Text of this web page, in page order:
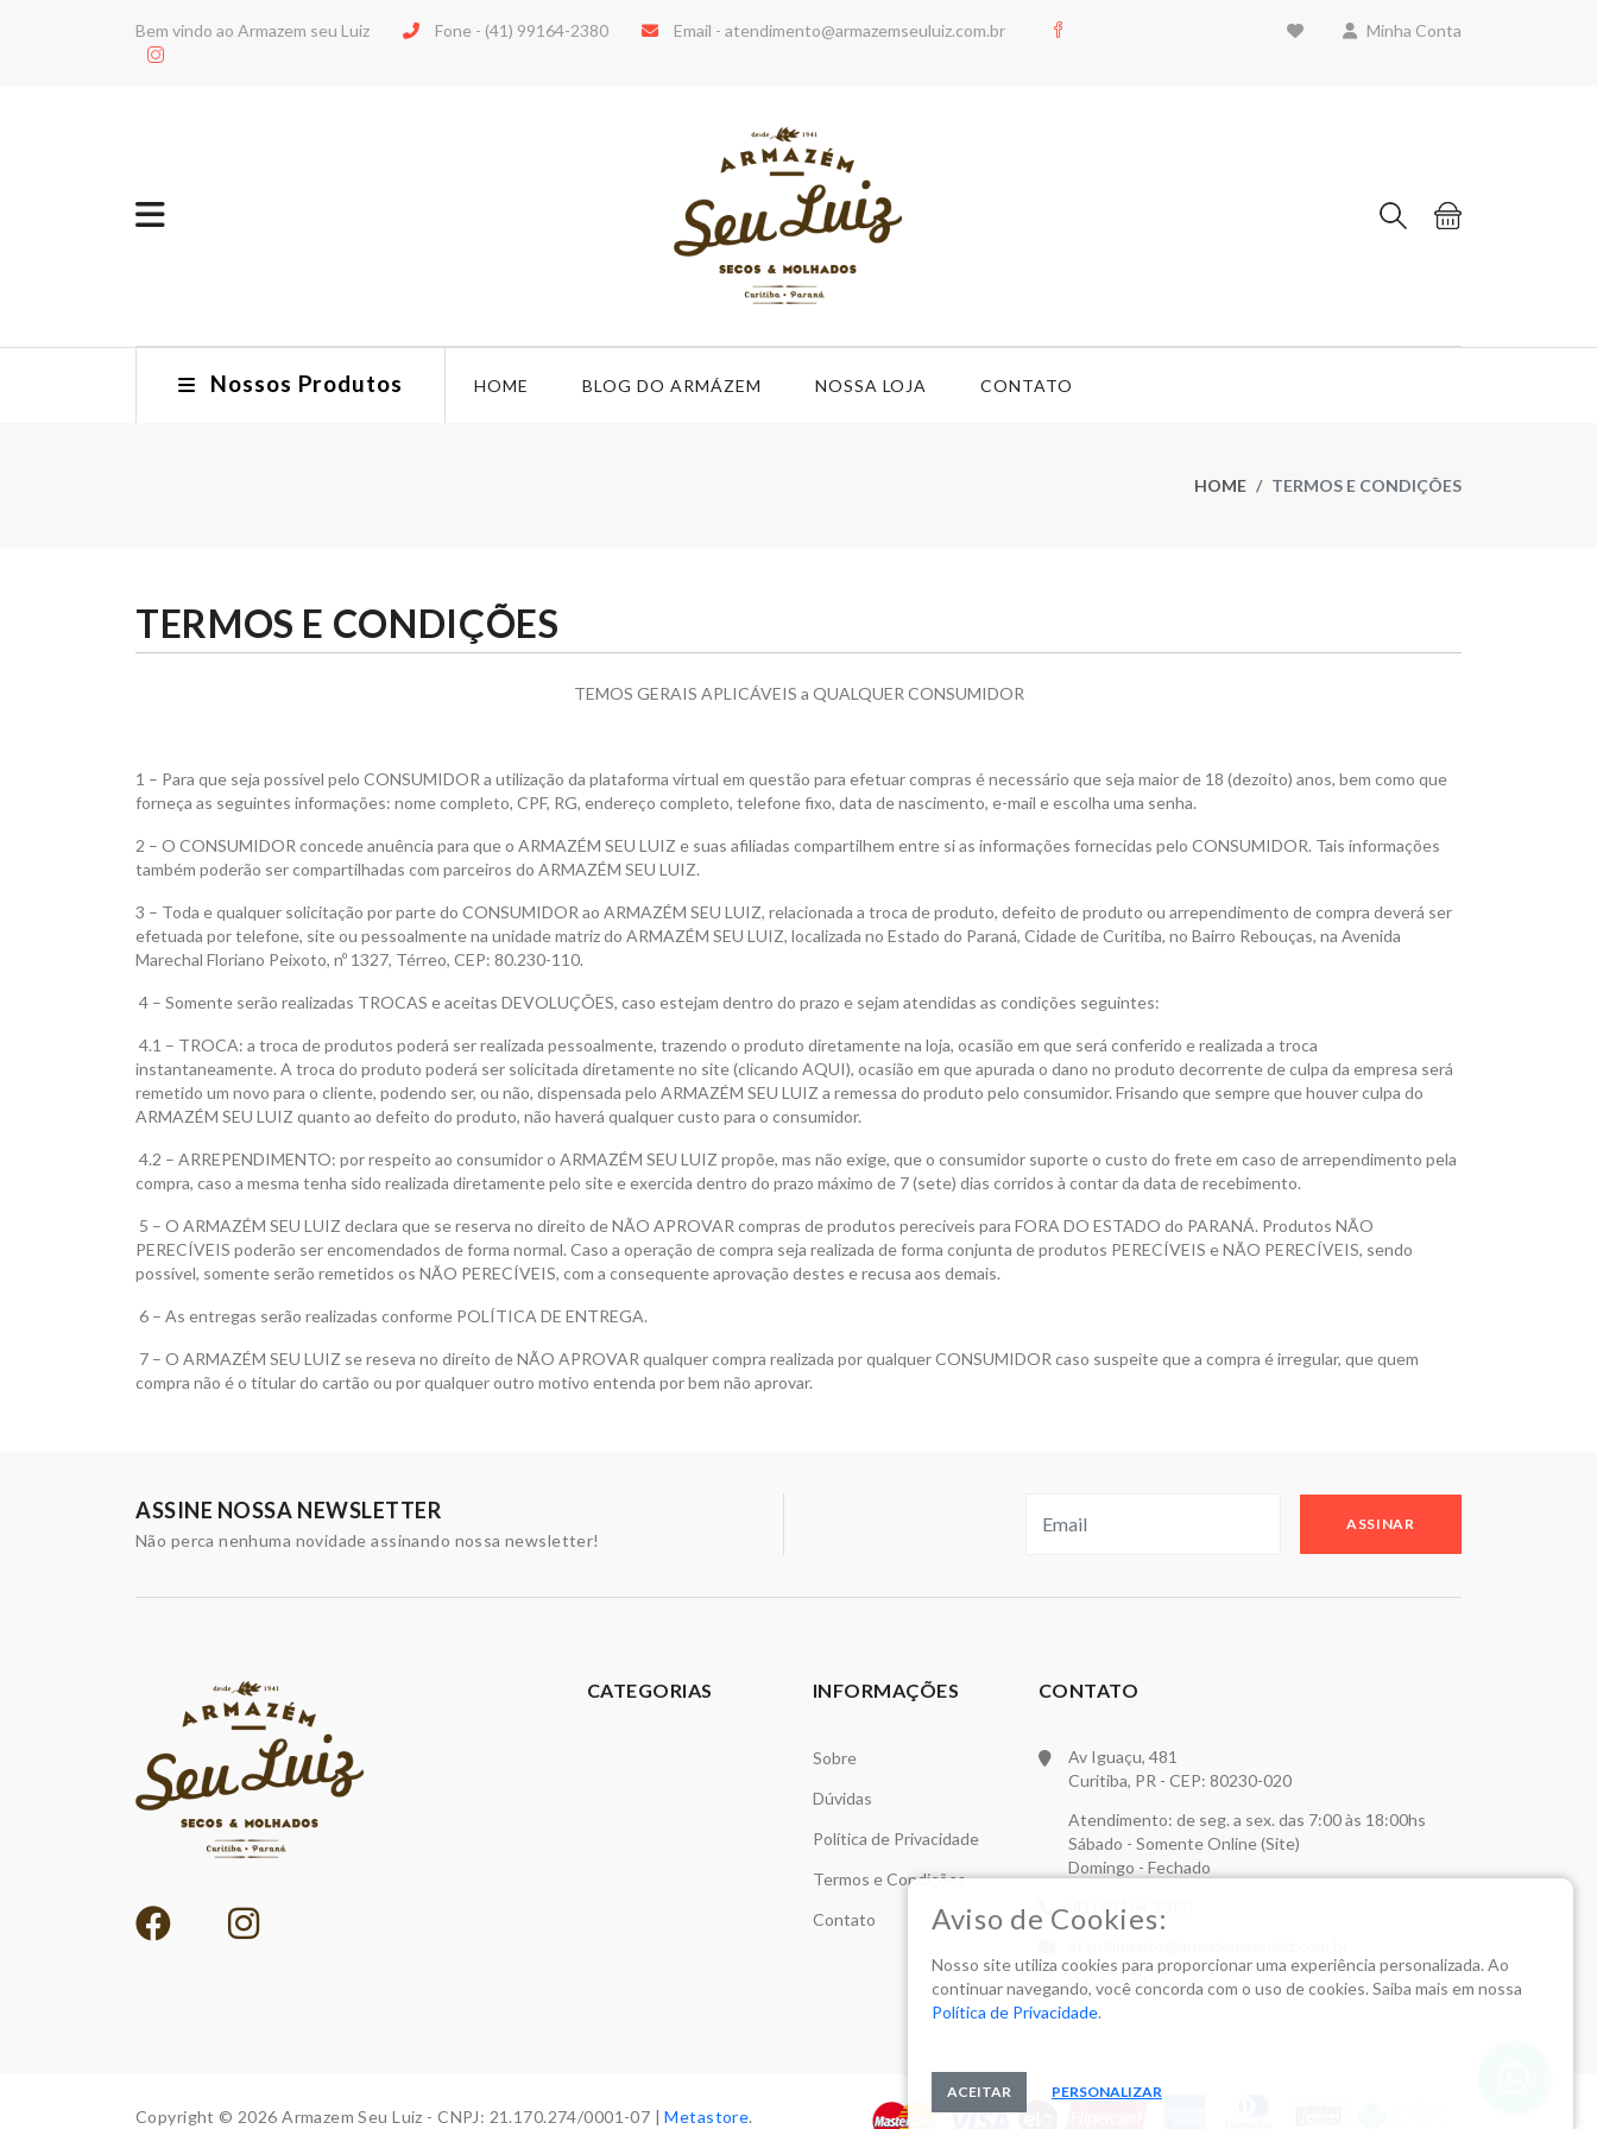
Bem vindo ao Armazem seu Luiz Fone - (41) 99164-2380 Email - atendimento@armazemseuluiz.com.br Minha Conta
Nossos Produtos HOME BLOG DO ARMÁZEM NOSSA LOJA CONTATO
HOME TERMOS E CONDIÇÕES
TERMOS E CONDIÇÕES
TEMOS GERAIS APLICÁVEIS a QUALQUER CONSUMIDOR
1 – Para que seja possível pelo CONSUMIDOR a utilização da plataforma virtual em questão para efetuar compras é necessário que seja maior de 18 (dezoito) anos, bem como que
forneça as seguintes informações: nome completo, CPF, RG, endereço completo, telefone fixo, data de nascimento, e-mail e escolha uma senha.
2 – O CONSUMIDOR concede anuência para que o ARMAZÉM SEU LUIZ e suas afiliadas compartilhem entre si as informações fornecidas pelo CONSUMIDOR. Tais informações
também poderão ser compartilhadas com parceiros do ARMAZÉM SEU LUIZ.
3 – Toda e qualquer solicitação por parte do CONSUMIDOR ao ARMAZÉM SEU LUIZ, relacionada a troca de produto, defeito de produto ou arrependimento de compra deverá ser
efetuada por telefone, site ou pessoalmente na unidade matriz do ARMAZÉM SEU LUIZ, localizada no Estado do Paraná, Cidade de Curitiba, no Bairro Rebouças, na Avenida
Marechal Floriano Peixoto, nº 1327, Térreo, CEP: 80.230-110.
4 – Somente serão realizadas TROCAS e aceitas DEVOLUÇÕES, caso estejam dentro do prazo e sejam atendidas as condições seguintes:
4.1 – TROCA: a troca de produtos poderá ser realizada pessoalmente, trazendo o produto diretamente na loja, ocasião em que será conferido e realizada a troca
instantaneamente. A troca do produto poderá ser solicitada diretamente no site (clicando AQUI), ocasião em que apurada o dano no produto decorrente de culpa da empresa será
remetido um novo para o cliente, podendo ser, ou não, dispensada pelo ARMAZÉM SEU LUIZ a remessa do produto pelo consumidor. Frisando que sempre que houver culpa do
ARMAZÉM SEU LUIZ quanto ao defeito do produto, não haverá qualquer custo para o consumidor.
4.2 – ARREPENDIMENTO: por respeito ao consumidor o ARMAZÉM SEU LUIZ propõe, mas não exige, que o consumidor suporte o custo do frete em caso de arrependimento pela
compra, caso a mesma tenha sido realizada diretamente pelo site e exercida dentro do prazo máximo de 7 (sete) dias corridos à contar da data de recebimento.
5 – O ARMAZÉM SEU LUIZ declara que se reserva no direito de NÃO APROVAR compras de produtos perecíveis para FORA DO ESTADO do PARANÁ. Produtos NÃO
PERECÍVEIS poderão ser encomendados de forma normal. Caso a operação de compra seja realizada de forma conjunta de produtos PERECÍVEIS e NÃO PERECÍVEIS, sendo
possível, somente serão remetidos os NÃO PERECÍVEIS, com a consequente aprovação destes e recusa aos demais.
6 – As entregas serão realizadas conforme POLÍTICA DE ENTREGA.
7 – O ARMAZÉM SEU LUIZ se reseva no direito de NÃO APROVAR qualquer compra realizada por qualquer CONSUMIDOR caso suspeite que a compra é irregular, que quem
compra não é o titular do cartão ou por qualquer outro motivo entenda por bem não aprovar.
ASSINE NOSSA NEWSLETTER
Não perca nenhuma novidade assinando nossa newsletter!
ASSINAR
CATEGORIAS INFORMAÇÕES
Sobre
Dúvidas
Política de Privacidade
Termos e Condições
Contato
CONTATO
Av Iguaçu, 481
Curitiba, PR - CEP: 80230-020
Atendimento: de seg. a sex. das 7:00 às 18:00hs
Sábado - Somente Online (Site)
Domingo - Fechado
(41) 99164-2380
(41) 99164-2380
Copyright © 2026 Armazem Seu Luiz - CNPJ: 21.170.274/0001-07 |Metastore.
Aviso de Cookies:
Nosso site utiliza cookies para proporcionar uma experiência personalizada. Ao
continuar navegando, você concorda com o uso de cookies. Saiba mais em nossa
Política de Privacidade.
ACEITAR PERSONALIZAR